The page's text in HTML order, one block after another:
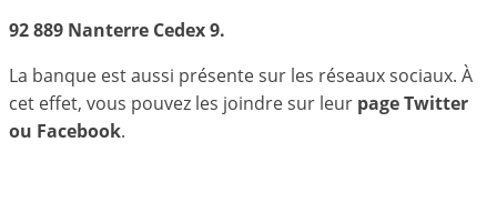
92 889 Nanterre Cedex 9.
La banque est aussi présente sur les réseaux sociaux. À
cet effet, vous pouvez les joindre sur leur page Twitter
ou Facebook.